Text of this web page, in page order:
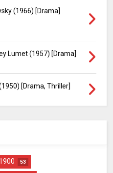
(1966) [Drama]
Lumet (1957) [Drama]
[Drama, Thriller]
53